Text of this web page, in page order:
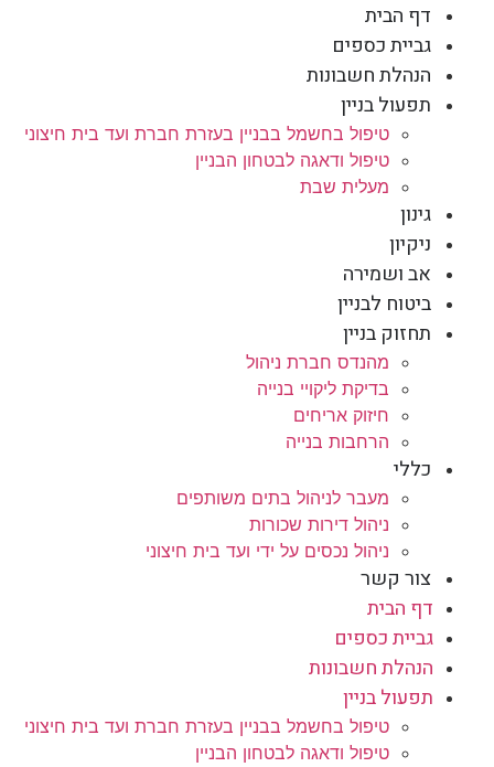
דף הבית
גביית כספים
הנהלת חשבונות
תפעול בניין
טיפול בחשמל בבניין בעזרת חברת ועד בית חיצוני
טיפול ודאגה לבטחון הבניין
מעלית שבת
גינון
ניקיון
אב ושמירה
ביטוח לבניין
תחזוק בניין
מהנדס חברת ניהול
בדיקת ליקויי בנייה
חיזוק אריחים
הרחבות בנייה
כללי
מעבר לניהול בתים משותפים
ניהול דירות שכורות
ניהול נכסים על ידי ועד בית חיצוני
צור קשר
דף הבית
גביית כספים
הנהלת חשבונות
תפעול בניין
טיפול בחשמל בבניין בעזרת חברת ועד בית חיצוני
טיפול ודאגה לבטחון הבניין